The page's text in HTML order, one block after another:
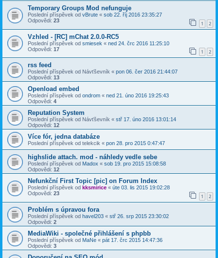
Temporary Groups Mod nefunguje
Poslední příspěvek od vBrute « sob 22. říj 2016 23:35:27
Odpovědi: 23 1 2
Vzhled - [RC] mChat 2.0.0-RC5
Poslední příspěvek od smiesek « ned 24. črc 2016 11:25:10
Odpovědi: 17 1 2
rss feed
Poslední příspěvek od Návťševník « pon 06. čer 2016 21:44:07
Odpovědi: 13
Openload embed
Poslední příspěvek od ondrom « ned 21. úno 2016 19:25:43
Odpovědi: 4
Reputation System
Poslední příspěvek od Návťševník « stř 17. úno 2016 13:01:14
Odpovědi: 12
Více fór, jedna databáze
Poslední příspěvek od telekcik « pon 28. pro 2015 0:47:47
highslide attach. mod - náhledy vedle sebe
Poslední příspěvek od Madox « sob 19. pro 2015 15:08:58
Odpovědi: 12
Nefunkční First Topic [pic] on Forum Index
Poslední příspěvek od kksmirice « úte 03. lis 2015 19:02:28
Odpovědi: 23 1 2
Problém s úpravou fora
Poslední příspěvek od havel203 « stř 26. srp 2015 23:30:02
Odpovědi: 2
MediaWiki - společné přihlášení s phpbb
Poslední příspěvek od MaNe « pát 17. črc 2015 14:47:36
Odpovědi: 3